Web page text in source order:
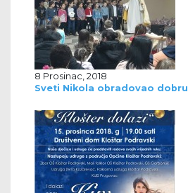
8 Prosinac, 2018
Sveti Nikola obradovao